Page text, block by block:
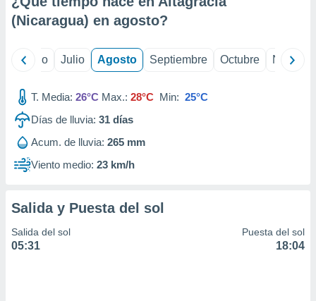
e
publicidad
publicidad
de
(Nicaragua) en agosto?
Junio Julio Agosto Septiembre Octubre
T. Media: 26°C Max.: 28°C Min: 25°C
Días de lluvia: 31 días
Acum. de lluvia: 265 mm
Viento medio: 23 km/h
Salida y Puesta del sol
Salida del sol
05:31
Puesta del sol
18:04